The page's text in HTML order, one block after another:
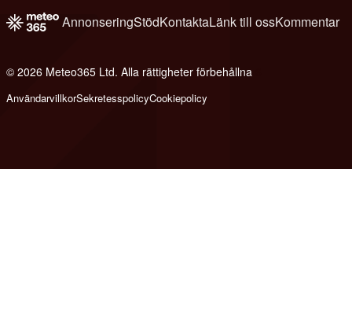
AnnonseringStödKontaktaLänk till ossKommentar
© 2026 Meteo365 Ltd. Alla rättigheter förbehållna
AnvändarvillkorSekretesspolicyCookiepolicy